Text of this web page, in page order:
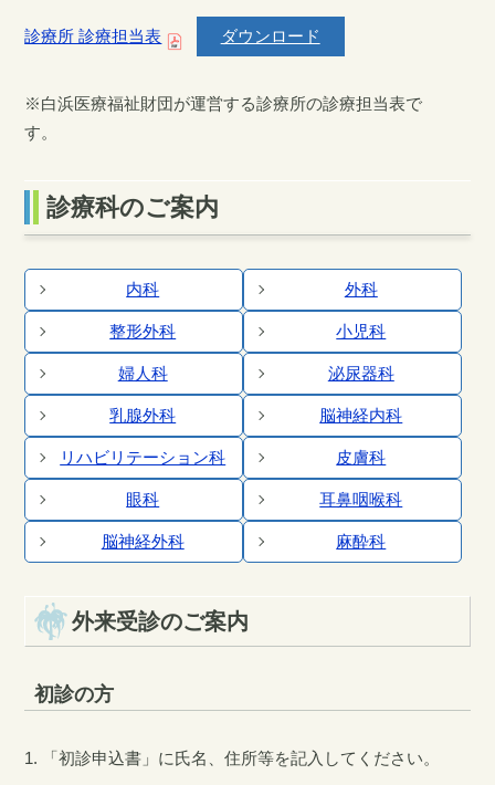
診療所 診療担当表 ダウンロード
※白浜医療福祉財団が運営する診療所の診療担当表で
す。
診療科のご案内
内科 外科
整形外科 小児科
婦人科 泌尿器科
乳腺外科 脳神経内科
リハビリテーション科 皮膚科
眼科 耳鼻咽喉科
脳神経外科 麻酔科
外来受診のご案内
初診の方
「初診申込書」に氏名、住所等を記入してください。